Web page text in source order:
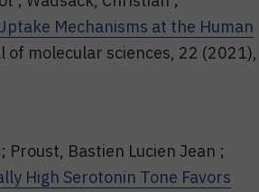
Mechanisms at the Human
molecular sciences, 22 (2021),
Proust, Bastien Lucien Jean ;
High Serotonin Tone Favors